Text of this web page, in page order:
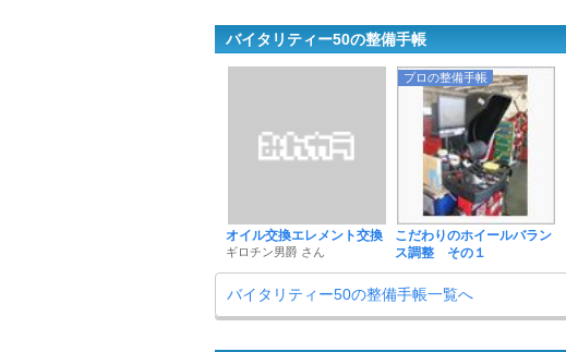
バイタリティー50の整備手帳
オイル交換エレメント交換
ギロチン男爵 さん
プロの整備手帳
こだわりのホイールバラン
ス調整 その１
バイタリティー50の整備手帳一覧へ